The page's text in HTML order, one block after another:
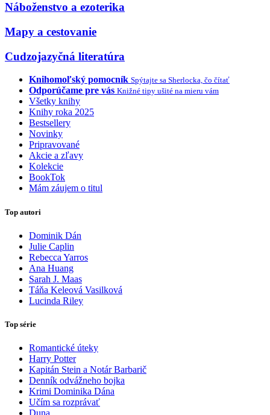
Náboženstvo a ezoterika
Mapy a cestovanie
Cudzojazyčná literatúra
Knihomoľský pomocník Spýtajte sa Sherlocka, čo čítať
Odporúčame pre vás Knižné tipy ušité na mieru vám
Všetky knihy
Knihy roka 2025
Bestsellery
Novinky
Pripravované
Akcie a zľavy
Kolekcie
BookTok
Mám záujem o titul
Top autori
Dominik Dán
Julie Caplin
Rebecca Yarros
Ana Huang
Sarah J. Maas
Táňa Keleová Vasilková
Lucinda Riley
Top série
Romantické úteky
Harry Potter
Kapitán Stein a Notár Barbarič
Denník odvážneho bojka
Krimi Dominika Dána
Učím sa rozprávať
Duna